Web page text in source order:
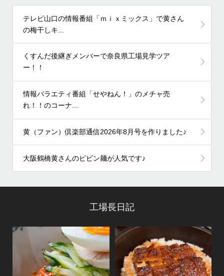
テレビ山口の情報番組「ｍｉｘミックス」で黄さん
の梅干しキ...
くすんだ後継ぎメンバーで奈良県工場見学ツア
ー！！
情報バラエティ番組「せやねん！」のメチャ売
れ！！のコーナ...
黄（ファン）倶楽部通信2026年8月号を作りました♪
大阪鶴橋黄さんのピビン麺が人気です♪
工場長日記